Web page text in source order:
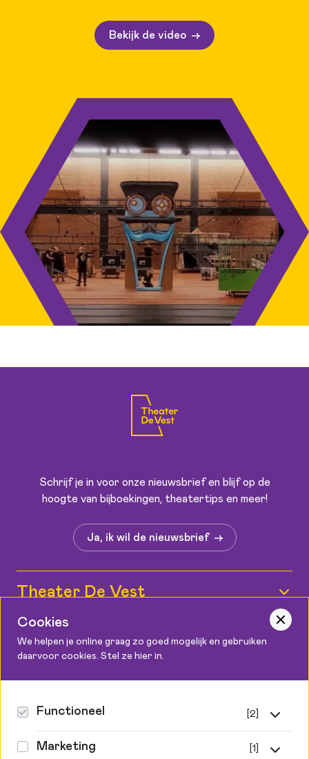
Bekijk de video
Schrijf je in voor onze nieuwsbrief en blijf op de
hoogte van bijboekingen, theatertips en meer!
Ja, ik wil de nieuwsbrief
Theater De Vest
Wie zijn wij?
Medewerkers
Podium Cadeaukaart
Steun ons
Informatie
Zaalplattegronden
Toegankelijkheid
Theater De Vest
info@theaterdevest.nl
Privacy & cookies
Cookies
We helpen je online graag zo goed mogelijk en gebruiken
daarvoor cookies. Stel ze hier in.
Functioneel [2]
Zonder deze cookies kan de website niet goed werken.
Marketing [1]